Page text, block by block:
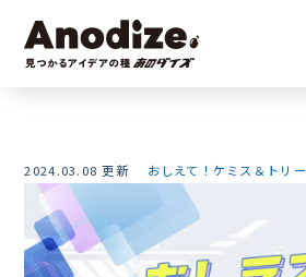
2024.03.08 更新 おしえて！ケミス＆トリー